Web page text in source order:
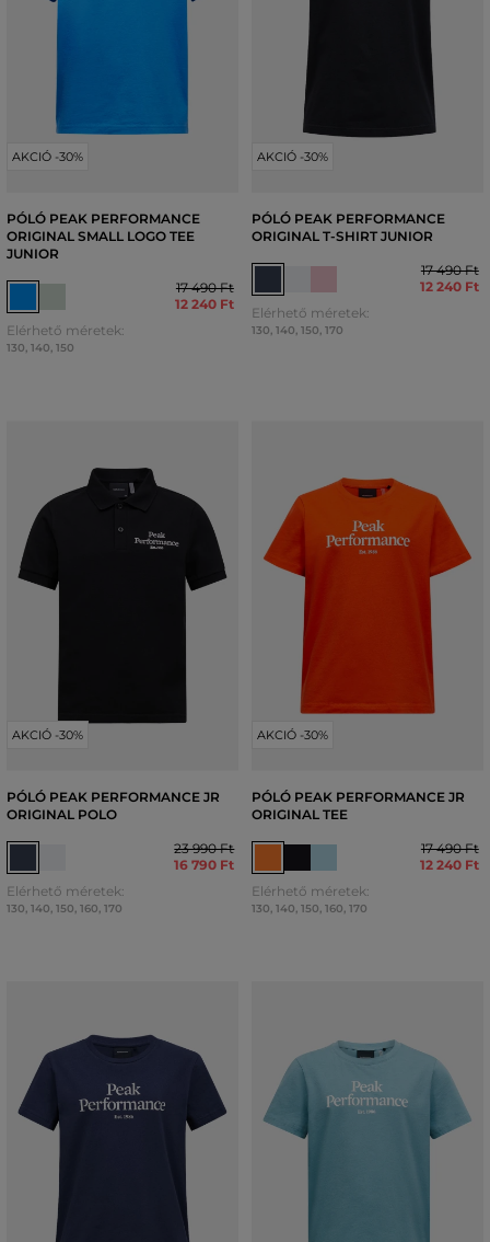
AKCIÓ -30%
PÓLÓ PEAK PERFORMANCE
ORIGINAL SMALL LOGO TEE
JUNIOR
17 490 Ft
12 240 Ft
Elérhető méretek:
130, 140, 150
AKCIÓ -30%
PÓLÓ PEAK PERFORMANCE
ORIGINAL T-SHIRT JUNIOR
17 490 Ft
12 240 Ft
Elérhető méretek:
130, 140, 150, 170
AKCIÓ -30%
PÓLÓ PEAK PERFORMANCE JR
ORIGINAL POLO
23 990 Ft
16 790 Ft
Elérhető méretek:
130 140 150 160 170
AKCIÓ -30%
PÓLÓ PEAK PERFORMANCE JR
ORIGINAL TEE
17 490 Ft
12 240 Ft
Elérhető méretek:
130 140 150 160 170